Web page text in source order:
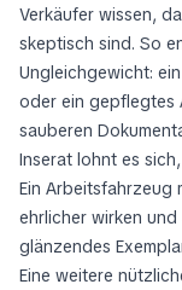
Verkäufer wissen,
skeptisch sind. So
Ungleichgewicht:
oder ein gepflegtes
sauberen
Inserat lohnt es
Ein Arbeitsfahrzeug
ehrlicher wirken und
glänzendes
Eine weitere